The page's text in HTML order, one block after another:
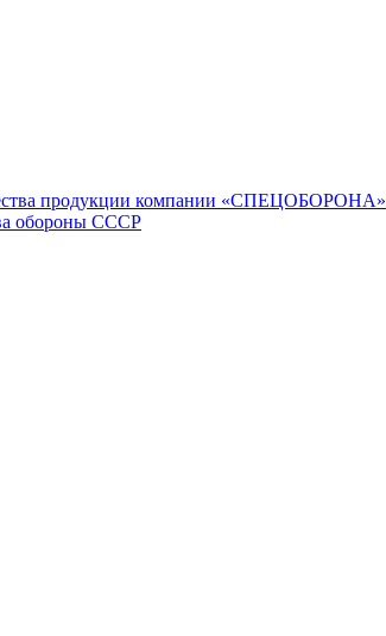
продукции компании «СПЕЦОБОРОНА»
обороны СССР